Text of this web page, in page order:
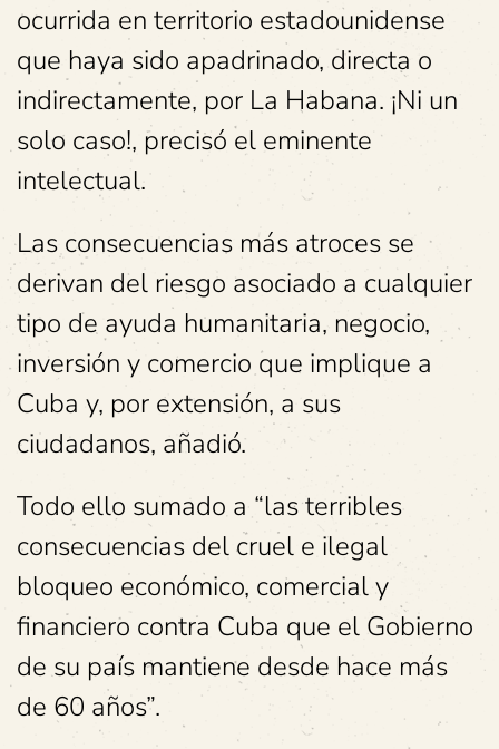
ocurrida en territorio estadounidense
que haya sido apadrinado, directa o
indirectamente, por La Habana. ¡Ni un
solo caso!, precisó el eminente
intelectual.
Las consecuencias más atroces se
derivan del riesgo asociado a cualquier
tipo de ayuda humanitaria, negocio,
inversión y comercio que implique a
Cuba y, por extensión, a sus
ciudadanos, añadió.
Todo ello sumado a “las terribles
consecuencias del cruel e ilegal
bloqueo económico, comercial y
financiero contra Cuba que el Gobierno
de su país mantiene desde hace más
de 60 años”.